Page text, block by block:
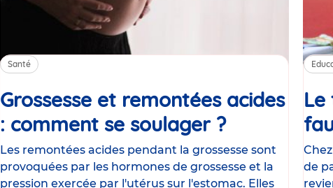
Santé
Grossesse et remontées acides
: comment se soulager ?Article
Les remontées acides pendant la grossesse sont
provoquées par les hormones de grossesse et la
pression exercée par l'utérus sur l'estomac. Elles
Le
de